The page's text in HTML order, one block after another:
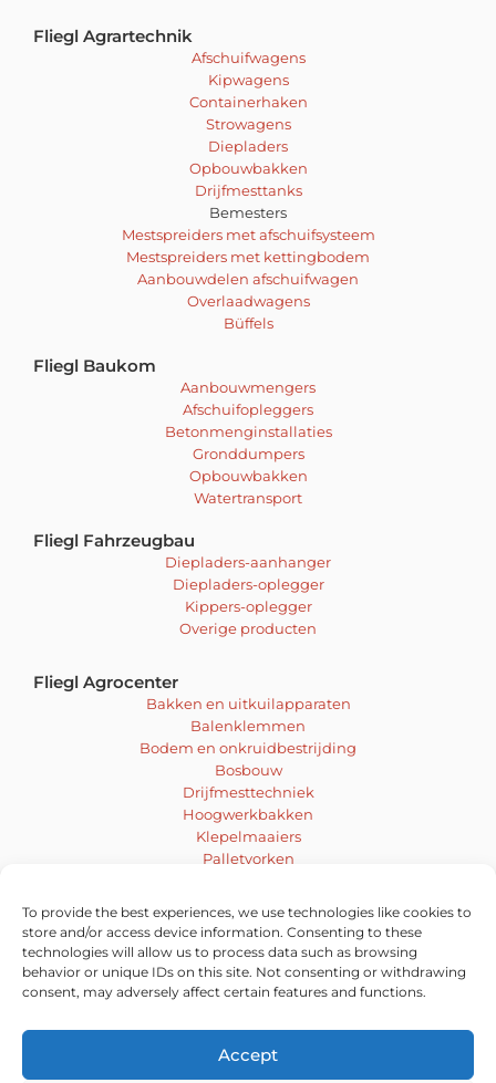
To provide the best experiences, we use technologies like cookies to
store and/or access device information. Consenting to these
technologies will allow us to process data such as browsing
behavior or unique IDs on this site. Not consenting or withdrawing
consent, may adversely affect certain features and functions.
Accept
Fliegl Agrartechnik
Afschuifwagens
Kipwagens
Containerhaken
Strowagens
Diepladers
Opbouwbakken
Drijfmesttanks
Bemesters
Mestspreiders met afschuifsysteem
Mestspreiders met kettingbodem
Aanbouwdelen afschuifwagen
Overlaadwagens
Büffels
Fliegl Baukom
Aanbouwmengers
Afschuifopleggers
Betonmenginstallaties
Gronddumpers
Opbouwbakken
Watertransport
Fliegl Fahrzeugbau
Diepladers-aanhanger
Diepladers-oplegger
Kippers-oplegger
Overige producten
Fliegl Agrocenter
Bakken en uitkuilapparaten
Balenklemmen
Bodem en onkruidbestrijding
Bosbouw
Drijfmesttechniek
Hoogwerkbakken
Klepelmaaiers
Palletvorken
Veegmachines
Voer- en inkuiltechniek
Vacatures